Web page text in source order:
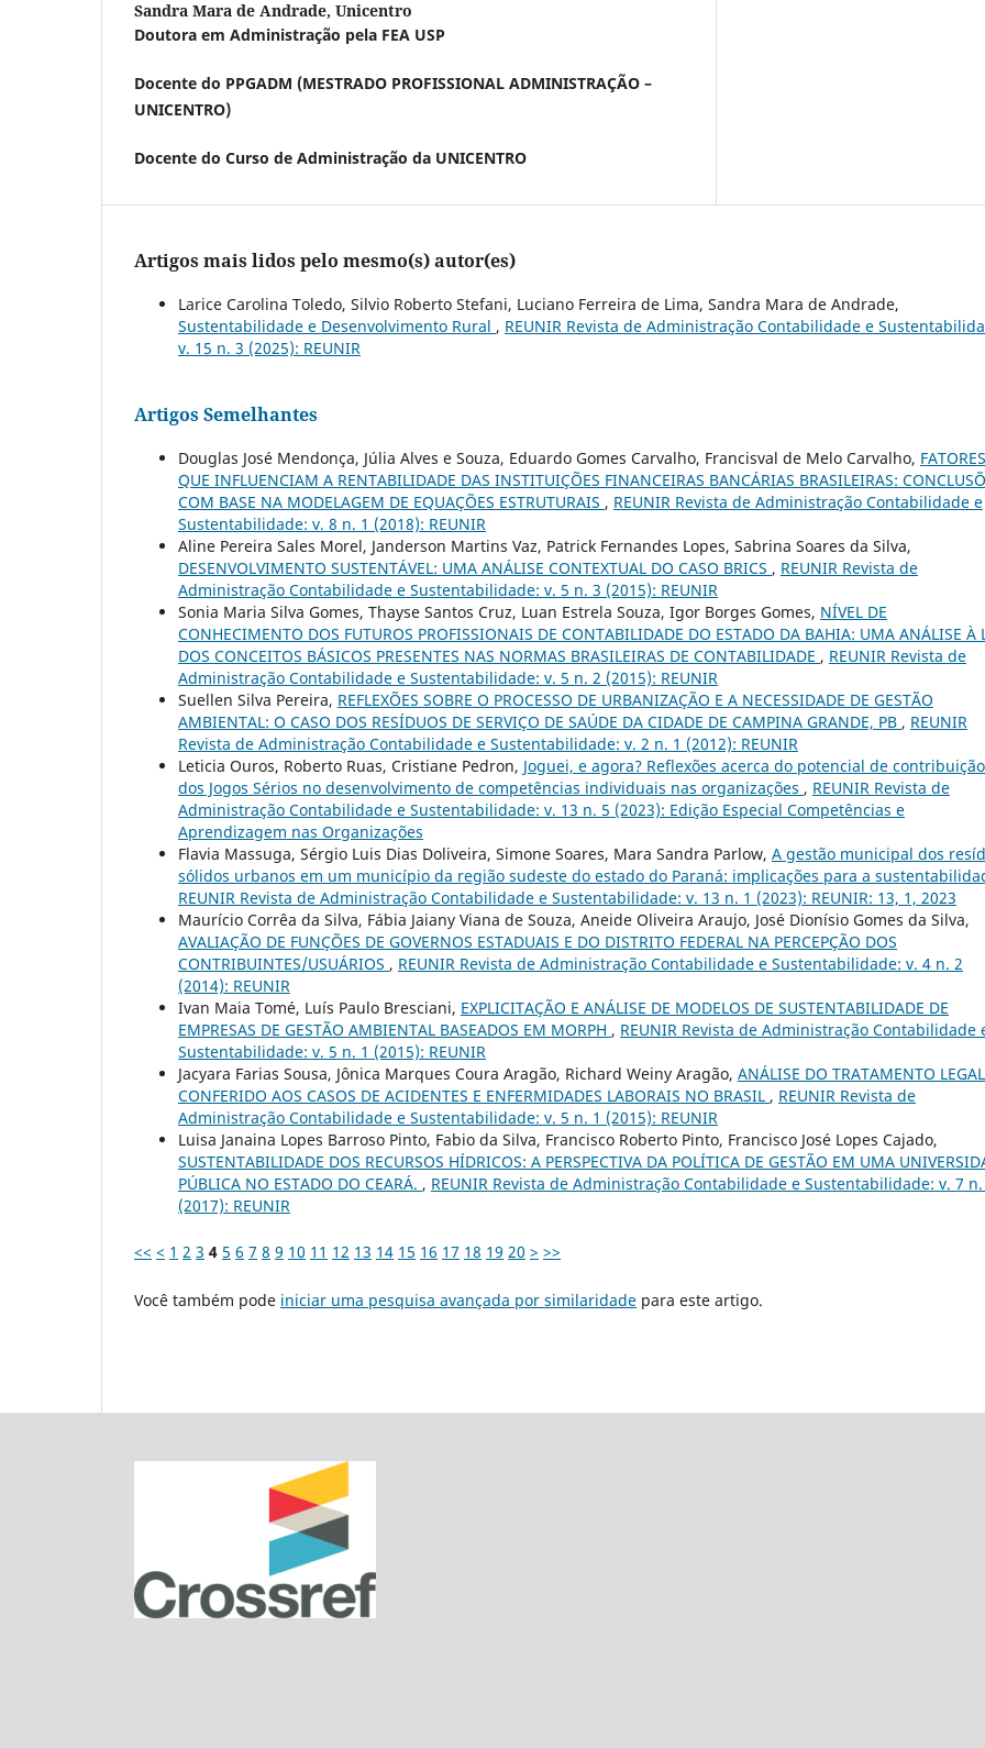
Sandra Mara de Andrade, Unicentro
Doutora em Administração pela FEA USP
Docente do PPGADM (MESTRADO PROFISSIONAL ADMINISTRAÇÃO –
UNICENTRO)
Docente do Curso de Administração da UNICENTRO
Artigos mais lidos pelo mesmo(s) autor(es)
Larice Carolina Toledo, Silvio Roberto Stefani, Luciano Ferreira de Lima, Sandra Mara de Andrade,
Sustentabilidade e Desenvolvimento Rural , REUNIR Revista de Administração Contabilidade e
v. 15 n. 3 (2025): REUNIR
Artigos Semelhantes
Douglas José Mendonça, Júlia Alves e Souza, Eduardo Gomes Carvalho, Francisval de Melo Carvalho, FATORES
QUE INFLUENCIAM A RENTABILIDADE DAS INSTITUIÇÕES FINANCEIRAS BANCÁRIAS BRASILEIRAS:
COM BASE NA MODELAGEM DE EQUAÇÕES ESTRUTURAIS , REUNIR Revista de Administração Contabilidade e
Sustentabilidade: v. 8 n. 1 (2018): REUNIR
Aline Pereira Sales Morel, Janderson Martins Vaz, Patrick Fernandes Lopes, Sabrina Soares da Silva,
DESENVOLVIMENTO SUSTENTÁVEL: UMA ANÁLISE CONTEXTUAL DO CASO BRICS , REUNIR Revista de
Administração Contabilidade e Sustentabilidade: v. 5 n. 3 (2015): REUNIR
Sonia Maria Silva Gomes, Thayse Santos Cruz, Luan Estrela Souza, Igor Borges Gomes, NÍVEL DE
CONHECIMENTO DOS FUTUROS PROFISSIONAIS DE CONTABILIDADE DO ESTADO DA BAHIA: UMA ANÁLISE À
DOS CONCEITOS BÁSICOS PRESENTES NAS NORMAS BRASILEIRAS DE CONTABILIDADE , REUNIR Revista de
Administração Contabilidade e Sustentabilidade: v. 5 n. 2 (2015): REUNIR
Suellen Silva Pereira, REFLEXÕES SOBRE O PROCESSO DE URBANIZAÇÃO E A NECESSIDADE DE GESTÃO
AMBIENTAL: O CASO DOS RESÍDUOS DE SERVIÇO DE SAÚDE DA CIDADE DE CAMPINA GRANDE, PB , REUNIR
Revista de Administração Contabilidade e Sustentabilidade: v. 2 n. 1 (2012): REUNIR
Leticia Ouros, Roberto Ruas, Cristiane Pedron, Joguei, e agora? Reflexões acerca do potencial de contribuição
dos Jogos Sérios no desenvolvimento de competências individuais nas organizações , REUNIR Revista de
Administração Contabilidade e Sustentabilidade: v. 13 n. 5 (2023): Edição Especial Competências e
Aprendizagem nas Organizações
Flavia Massuga, Sérgio Luis Dias Doliveira, Simone Soares, Mara Sandra Parlow, A gestão municipal dos
sólidos urbanos em um município da região sudeste do estado do Paraná: implicações para a
REUNIR Revista de Administração Contabilidade e Sustentabilidade: v. 13 n. 1 (2023): REUNIR: 13, 1, 2023
Maurício Corrêa da Silva, Fábia Jaiany Viana de Souza, Aneide Oliveira Araujo, José Dionísio Gomes da Silva,
AVALIAÇÃO DE FUNÇÕES DE GOVERNOS ESTADUAIS E DO DISTRITO FEDERAL NA PERCEPÇÃO DOS
CONTRIBUINTES/USUÁRIOS , REUNIR Revista de Administração Contabilidade e Sustentabilidade: v. 4 n. 2
(2014): REUNIR
Ivan Maia Tomé, Luís Paulo Bresciani, EXPLICITAÇÃO E ANÁLISE DE MODELOS DE SUSTENTABILIDADE DE
EMPRESAS DE GESTÃO AMBIENTAL BASEADOS EM MORPH , REUNIR Revista de Administração Contabilidade
Sustentabilidade: v. 5 n. 1 (2015): REUNIR
Jacyara Farias Sousa, Jônica Marques Coura Aragão, Richard Weiny Aragão, ANÁLISE DO TRATAMENTO LEGAL
CONFERIDO AOS CASOS DE ACIDENTES E ENFERMIDADES LABORAIS NO BRASIL , REUNIR Revista de
Administração Contabilidade e Sustentabilidade: v. 5 n. 1 (2015): REUNIR
Luisa Janaina Lopes Barroso Pinto, Fabio da Silva, Francisco Roberto Pinto, Francisco José Lopes Cajado,
SUSTENTABILIDADE DOS RECURSOS HÍDRICOS: A PERSPECTIVA DA POLÍTICA DE GESTÃO EM UMA
PÚBLICA NO ESTADO DO CEARÁ. , REUNIR Revista de Administração Contabilidade e Sustentabilidade: v. 7
(2017): REUNIR
<< < 1 2 3 4 5 6 7 8 9 10 11 12 13 14 15 16 17 18 19 20 > >>
Você também pode iniciar uma pesquisa avançada por similaridade para este artigo.